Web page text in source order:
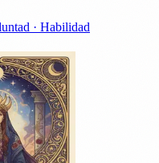
· Habilidad